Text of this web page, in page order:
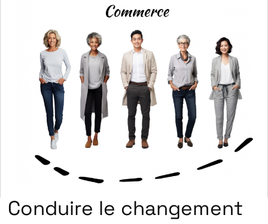
Conduire le changement